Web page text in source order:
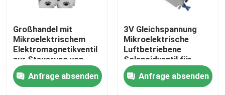
Zu Hause
Produkte
Großhandel mit
Mikroelektrischem
Elektromagnetikventil
zur Steuerung von
12V-Luftschaltungen
Anfrage absenden
3V Gleichspannung
Mikroelektrische
Luftbetriebene
Solenoidventil für
Sphygmomanometer
Anfrage absenden